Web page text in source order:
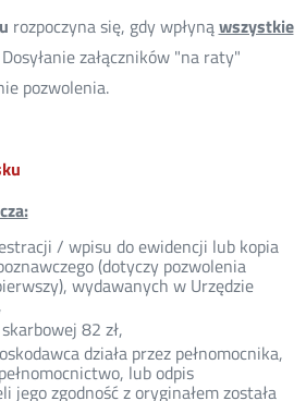
rozpoczyna się, gdy wpłynąwszystkie
załączników "na raty"
pozwolenia.
/ wpisu do ewidencji lub kopia
(dotyczy pozwolenia
wydawanych w Urzędzie
82 zł,
działa przez pełnomocnika,
lub odpis
jego zgodność z oryginałem została